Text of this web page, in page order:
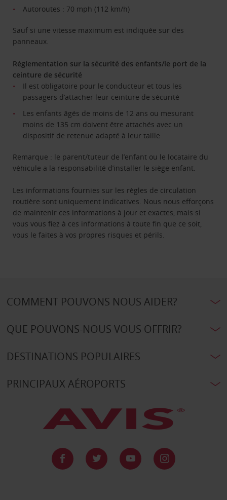
Autoroutes : 70 mph (112 km/h)
Sauf si une vitesse maximum est indiquée sur des
panneaux.
Réglementation sur la sécurité des enfants/le port de la
ceinture de sécurité
Il est obligatoire pour le conducteur et tous les
passagers d’attacher leur ceinture de sécurité
Les enfants âgés de moins de 12 ans ou mesurant
moins de 135 cm doivent être attachés avec un
dispositif de retenue adapté à leur taille
Remarque : le parent/tuteur de l’enfant ou le locataire du
véhicule a la responsabilité d’installer le siège enfant.
Les informations fournies sur les règles de circulation
routière sont uniquement indicatives. Nous nous efforçons
de maintenir ces informations à jour et exactes, mais si
vous vous fiez à ces informations à toute fin que ce soit,
vous le faites à vos propres risques et périls.
COMMENT POUVONS NOUS AIDER?
QUE POUVONS-NOUS VOUS OFFRIR?
DESTINATIONS POPULAIRES
PRINCIPAUX AÉROPORTS